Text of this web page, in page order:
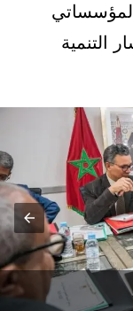
التنمية